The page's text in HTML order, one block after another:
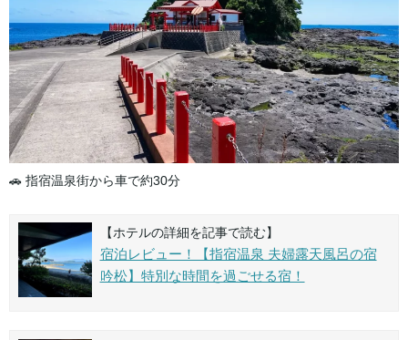
🚗 指宿温泉街から車で約30分
【ホテルの詳細を記事で読む】
宿泊レビュー！【指宿温泉 夫婦露天風呂の宿
吟松】特別な時間を過ごせる宿！